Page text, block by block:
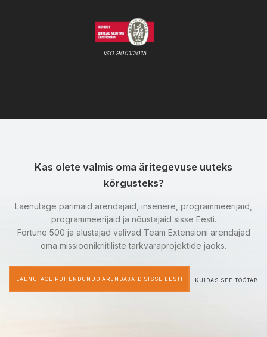
ISO 9001:2015
Kas olete valmis oma äritegevuse uuteks
kõrgusteks?
Laenutage parimaid arendajaid, insenere, programmeerijaid,
programmeerijaid ja nõustajaid sisse Eesti.
Fortune 500 ja alustajad valivad Team Extensioni arendajad
oma missioonikriitiliste tarkvaraprojektide jaoks.
LAENUTAGE PÜHENDUNUD ARENDAJAID SISSE EESTI KUIDAS SEE TÖÖTAB